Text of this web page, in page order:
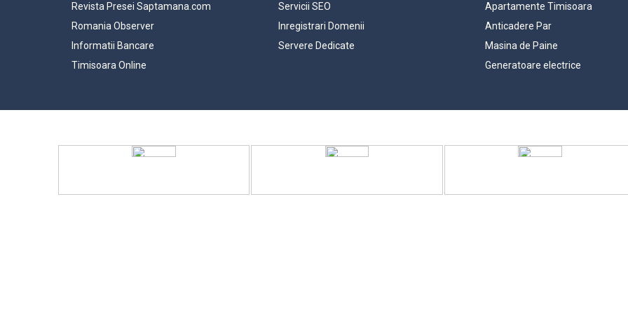
Revista Presei Saptamana.com
Romania Observer
Informatii Bancare
Timisoara Online
Servicii SEO
Inregistrari Domenii
Servere Dedicate
Apartamente Timisoara
Anticadere Par
Masina de Paine
Generatoare electrice